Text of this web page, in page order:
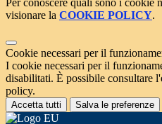
Per conoscere quali sono i cookie
visionare la COOKIE POLICY.
Cookie necessari per il
I cookie necessari per il
disabilitati. È possibile consultare
policy.
Accetta tutti Salva le preferenze